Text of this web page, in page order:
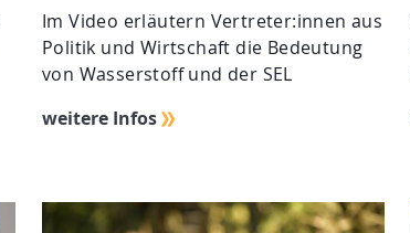
Im Video erläutern Vertreter:innen aus
Politik und Wirtschaft die Bedeutung
von Wasserstoff und der SEL
weitere Infos